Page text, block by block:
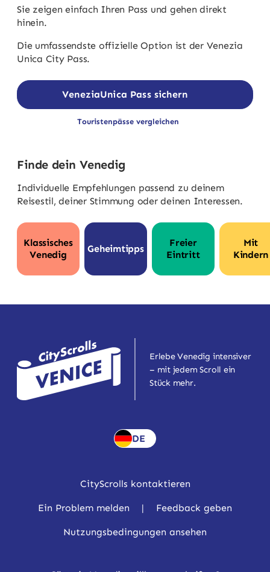
Sie zeigen einfach Ihren Pass und gehen direkt
hinein.
Die umfassendste offizielle Option ist der Venezia
Unica City Pass.
VeneziaUnica Pass sichern
Touristenpässe vergleichen
Finde dein Venedig
Individuelle Empfehlungen passend zu deinem
Reisestil, deiner Stimmung oder deinen Interessen.
Klassisches
Venedig
Geheimtipps
Freier
Eintritt
Mit
Kindern
Erlebe Venedig intensiver
– mit jedem Scroll ein
Stück mehr.
DE
CityScrolls kontaktieren
Ein Problem melden | Feedback geben
Nutzungsbedingungen ansehen